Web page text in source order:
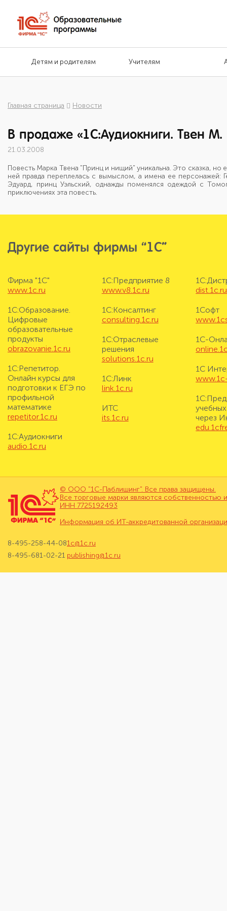
Детям и родителям Учителям
Главная страница Новости
В продаже «1С:Аудиокниги. Твен
21.03.2008
Повесть Марка Твена "Принц и нищий" уникальна. Это сказка,
ней правда переплелась с вымыслом, а имена ее персонажей:
Эдуард, принц Уэльский, однажды поменялся одеждой с
приключениях эта повесть.
Другие сайты фирмы “1С”
Фирма "1С"
www.1c.ru
1С:Образование.
Цифровые
образовательные
продукты
obrazovanie.1c.ru
1С:Репетитор.
Онлайн курсы для
подготовки к ЕГЭ по
профильной
математике
repetitor.1c.ru
1С:Аудиокниги
audio.1c.ru
1С:Предприятие 8
www.v8.1c.ru
1С:Консалтинг
consulting.1c.ru
1С:Отраслевые
решения
solutions.1c.ru
1С:Линк
link.1c.ru
ИТС
its.1c.ru
dist.1c.ru
1Софт
1С-
1С
через
© ООО "1С-Паблишинг". Все права защищены.
Все торговые марки являются собственностью
ИНН 7725192493
Информация об ИТ-аккредитованной
8-495-258-44-08
8-495-681-02-21
1c@1c.ru
publishing@1c.ru